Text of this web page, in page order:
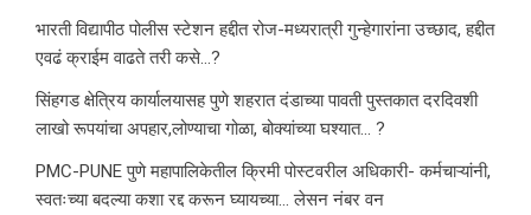
भारती विद्यापीठ पोलीस स्टेशन हद्दीत रोज-मध्यरात्री गुन्हेगारांना उच्छाद, हद्दीत
एवढं क्राईम वाढते तरी कसे…?
सिंहगड क्षेत्रिय कार्यालयासह पुणे शहरात दंडाच्या पावती पुस्तकात दरदिवशी
लाखो रूपयांचा अपहार,लोण्याचा गोळा, बोक्यांच्या घश्यात… ?
PMC-PUNE पुणे महापालिकेतील क्रिमी पोस्टवरील अधिकारी- कर्मचाऱ्यांनी,
स्वतःच्या बदल्या कशा रद्द करून घ्यायच्या… लेसन नंबर वन